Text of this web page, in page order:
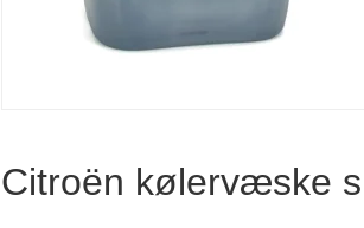
Citroën kølervæske